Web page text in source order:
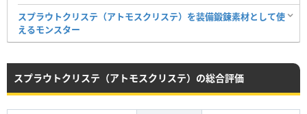
スプラウトクリステ（アトモスクリステ）を装備鍛錬素材として使
えるモンスター
スプラウトクリステ（アトモスクリステ）の総合評価